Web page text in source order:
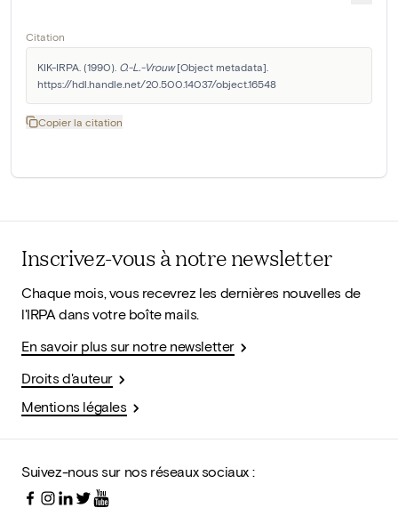
Citation
KIK-IRPA. (1990). O.-L.-Vrouw [Object metadata].
https://hdl.handle.net/20.500.14037/object.16548
Copier la citation
Inscrivez-vous à notre newsletter
Chaque mois, vous recevrez les dernières nouvelles de
l'IRPA dans votre boîte mails.
En savoir plus sur notre newsletter
Droits d'auteur
Mentions légales
Suivez-nous sur nos réseaux sociaux :